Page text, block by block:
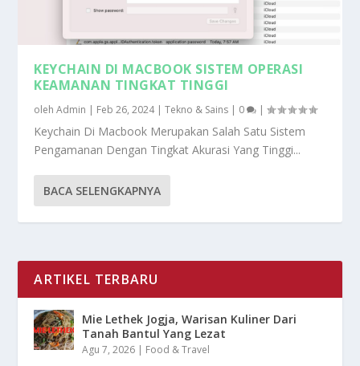
KEYCHAIN DI MACBOOK SISTEM OPERASI
KEAMANAN TINGKAT TINGGI
olehAdmin | Feb 26, 2024|Tekno & Sains | 0 |
Keychain Di Macbook Merupakan Salah Satu Sistem
Pengamanan Dengan Tingkat Akurasi Yang Tinggi...
BACA SELENGKAPNYA
ARTIKEL TERBARU
Mie Lethek Jogja, Warisan Kuliner Dari
Tanah Bantul Yang Lezat
Agu 7, 2026 | Food & Travel